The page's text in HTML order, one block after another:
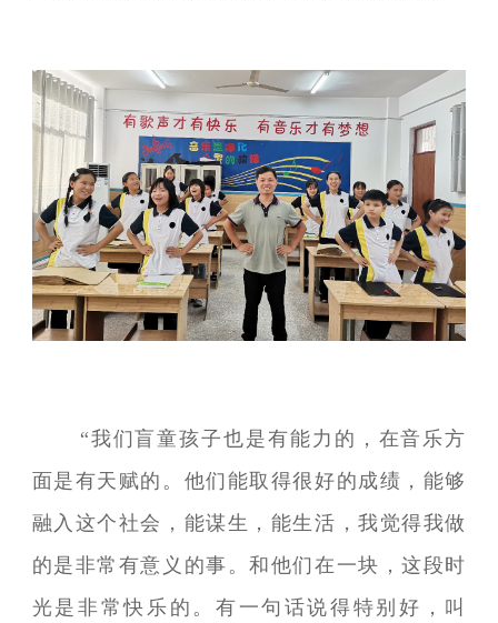
“我们盲童孩子也是有能力的，在音乐方
面是有天赋的。他们能取得很好的成绩，能够
融入这个社会，能谋生，能生活，我觉得我做
的是非常有意义的事。和他们在一块，这段时
光是非常快乐的。有一句话说得特别好，叫